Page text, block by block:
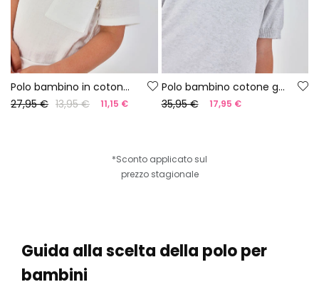
Polo bambino in cotone bianco
27,95 € 13,95 € 11,15 €
Polo bambino cotone grigio
35,95 €
17,95 €
*Sconto applicato sul
prezzo stagionale
Guida alla scelta della polo per
bambini